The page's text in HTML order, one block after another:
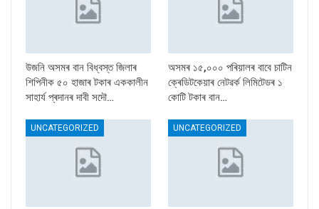
উজনি অসমৰ বান বিধ্বস্ত জিলাৰ
শিপিনীক ৫০ হাজাৰ টকাৰ এককালীন
সাহাৰ্য প্ৰদানৰ দাবী সদৌ…
অসমৰ ১৫,০০০ পৰিয়ালৰ বাবে চাটিন
ক্ৰেডিটকেয়াৰ নেটৱৰ্ক লিমিটেডৰ ১
কোটি টকাৰ বান…
UNCATEGORIZED UNCATEGORIZED